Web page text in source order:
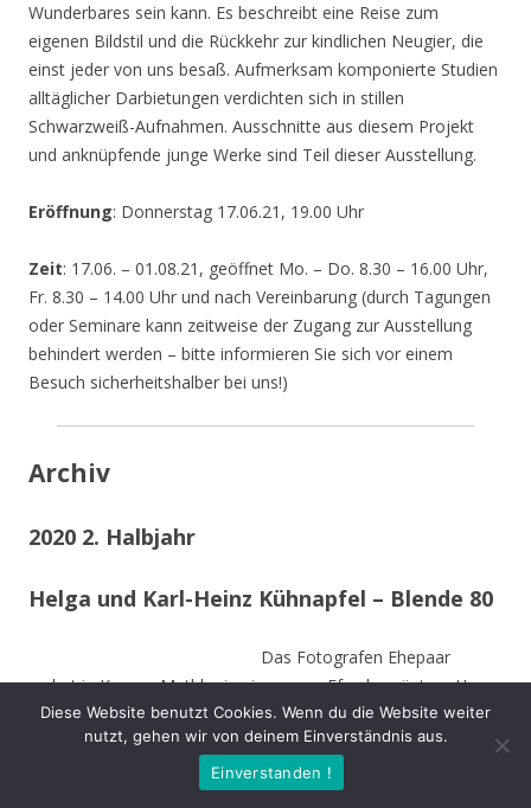
Wunderbares sein kann. Es beschreibt eine Reise zum
eigenen Bildstil und die Rückkehr zur kindlichen Neugier, die
einst jeder von uns besaß. Aufmerksam komponierte Studien
alltäglicher Darbietungen verdichten sich in stillen
Schwarzweiß-Aufnahmen. Ausschnitte aus diesem Projekt
und anknüpfende junge Werke sind Teil dieser Ausstellung.
Eröffnung: Donnerstag 17.06.21, 19.00 Uhr
Zeit: 17.06. – 01.08.21, geöffnet Mo. – Do. 8.30 – 16.00 Uhr,
Fr. 8.30 – 14.00 Uhr und nach Vereinbarung (durch Tagungen
oder Seminare kann zeitweise der Zugang zur Ausstellung
behindert werden – bitte informieren Sie sich vor einem
Besuch sicherheitshalber bei uns!)
Archiv
2020 2. Halbjahr
Helga und Karl-Heinz Kühnapfel – Blende 80
Das Fotografen Ehepaar
wohnt in Kamen-Methler in einem von Efeu begrüntem Haus
umgeben von einem naturnahen Garten mit Teich, kleinen
naturnahen Wiesen, Obstbäumen und weiteren hohen
Bäumen. Die Stämme der von Stürmen gefällten Bäume sind
Diese Website benutzt Cookies. Wenn du die Website weiter
nutzt, gehen wir von deinem Einverständnis aus.
Einverstanden !